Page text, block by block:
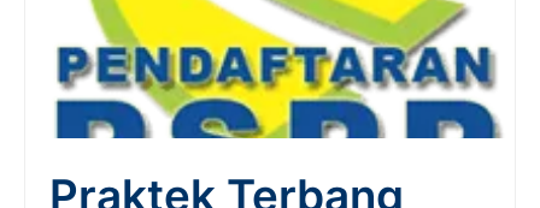
Praktek Terbang